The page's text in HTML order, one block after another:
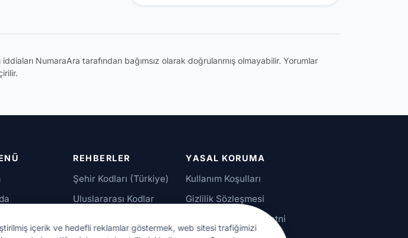
içerik ve hedefli reklamlar göstermek, web sitesi trafiğimizi
NumaraAra tarafından bağımsız olarak doğrulanmış olmayabilir. Yorumlar
REHBERLER
Şehir Kodları (Türkiye)
Uluslararası Kodlar
YASAL KORUMA
Kullanım Koşulları
Gizlilik Sözleşmesi
KVKK Aydınlatma Metni